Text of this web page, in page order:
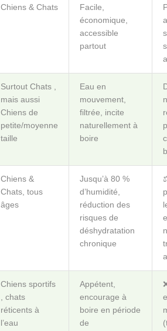
Chiens & Chats
Facile,
économique,
accessible
partout
Surtout Chats ,
mais aussi
Chiens de
petite/moyenne
taille
Eau en
mouvement,
filtrée, incite
naturellement à
boire
Chiens &
Chats, tous
âges
Jusqu’à 80 %
d’humidité,
réduction des
risques de
déshydratation
chronique
Chiens sportifs ‍
, chats
réticents à
l’eau
Appétent,
encourage à
boire en période
de